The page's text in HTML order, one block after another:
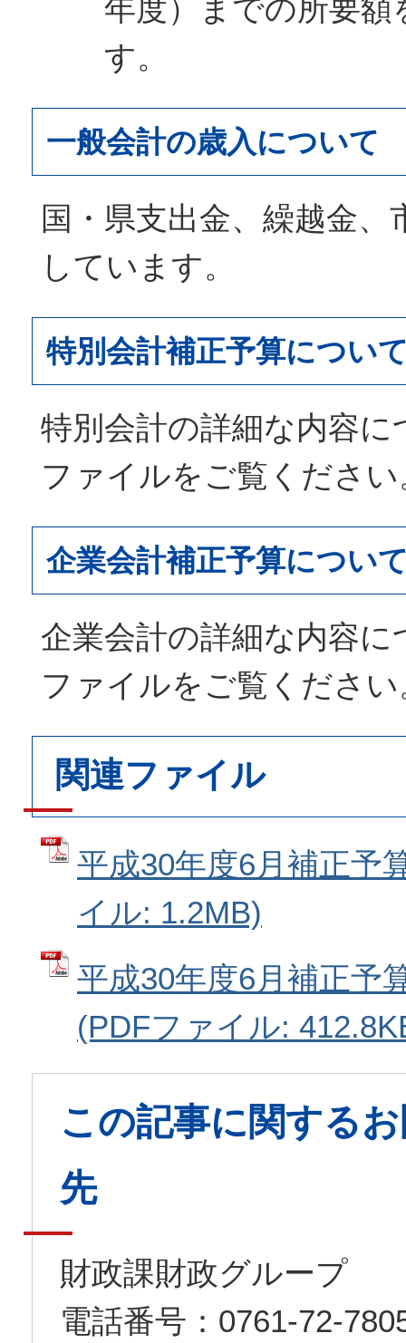
年度）までの所要額
す。
一般会計の歳入について
国・県支出金、繰越金、
しています。
特別会計補正予算につい
特別会計の詳細な内容に
ファイルをご覧ください
企業会計補正予算につい
企業会計の詳細な内容に
ファイルをご覧ください
関連ファイル
平成30年度6月補正予
イル: 1.2MB)
平成30年度6月補正予
(PDFファイル:
この記事に関する
先
財政課財政グループ
電話番号：0761-72-